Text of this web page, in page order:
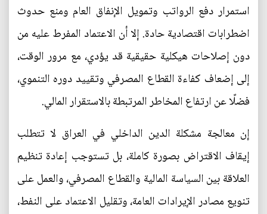
استمرار دفع الرواتب وتمويل الإنفاق العام ومنع حدوث
اضطرابات اقتصادية حادة. إلا أن الاعتماد المفرط عليه من
دون إصلاحات هيكلية حقيقية قد يؤدي، مع مرور الوقت،
إلى إضعاف كفاءة القطاع المصرفي وتقييد دوره التنموي،
فضلًا عن ارتفاع المخاطر المرتبطة بالاستقرار المالي.
إن معالجة مشكلة الدين الداخلي في العراق لا تتطلب
إيقاف الاقتراض بصورة كاملة، بل تستوجب إعادة تنظيم
العلاقة بين السياسة المالية والقطاع المصرفي، والعمل على
تنويع مصادر الإيرادات العامة، وتقليل الاعتماد على النفط،